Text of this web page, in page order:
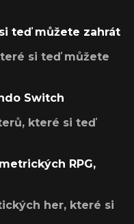
teď můžete zahrát
si teď můžete
Switch
které si teď
RPG,
her, které si